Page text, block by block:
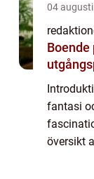
04
Boende
fantasi
översikt